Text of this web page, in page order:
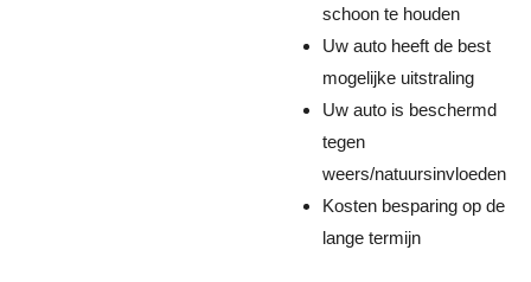
schoon te houden
Uw auto heeft de best
mogelijke uitstraling
Uw auto is beschermd
tegen
weers/natuursinvloeden
Kosten besparing op de
lange termijn